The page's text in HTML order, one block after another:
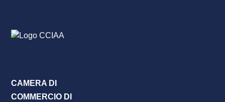
CAMERA DI
COMMERCIO DI